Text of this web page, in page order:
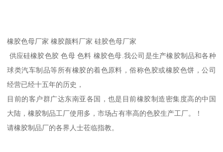
橡胶色母厂家 橡胶颜料厂家 硅胶色母厂家
供应硅橡胶色胶 色母 色料 橡胶色母.我公司是生产橡胶制品和各种
球类汽车制品等所有橡胶的着色原料，俗称色胶或橡胶色饼，公司
经营已经十五年的历史，
目前的客户群广达东南亚各国，也是目前橡胶制造密集度高的中国
大陆，橡胶制品工厂使用多，市场占有率高的色胶生产工厂。！
请橡胶制品厂的各界人士莅临指教。